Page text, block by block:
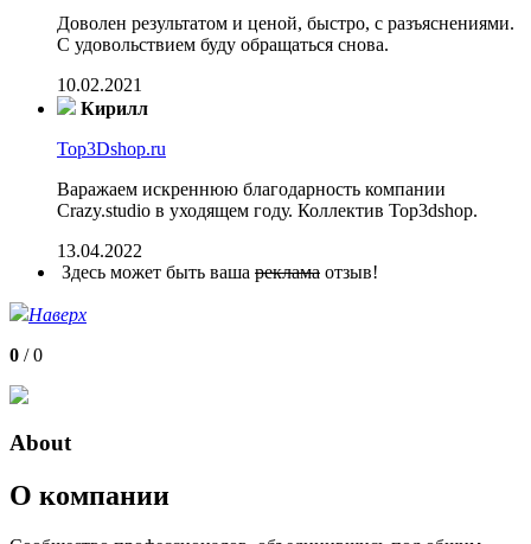
Доволен результатом и ценой, быстро, с разъяснениями.
С удовольствием буду обращаться снова.
10.02.2021
Кирилл
Top3Dshop.ru
Варажаем искреннюю благодарность компании
Crazy.studio в уходящем году. Коллектив Top3dshop.
13.04.2022
Здесь может быть ваша реклама отзыв!
Наверх
0 /0
About
О компании